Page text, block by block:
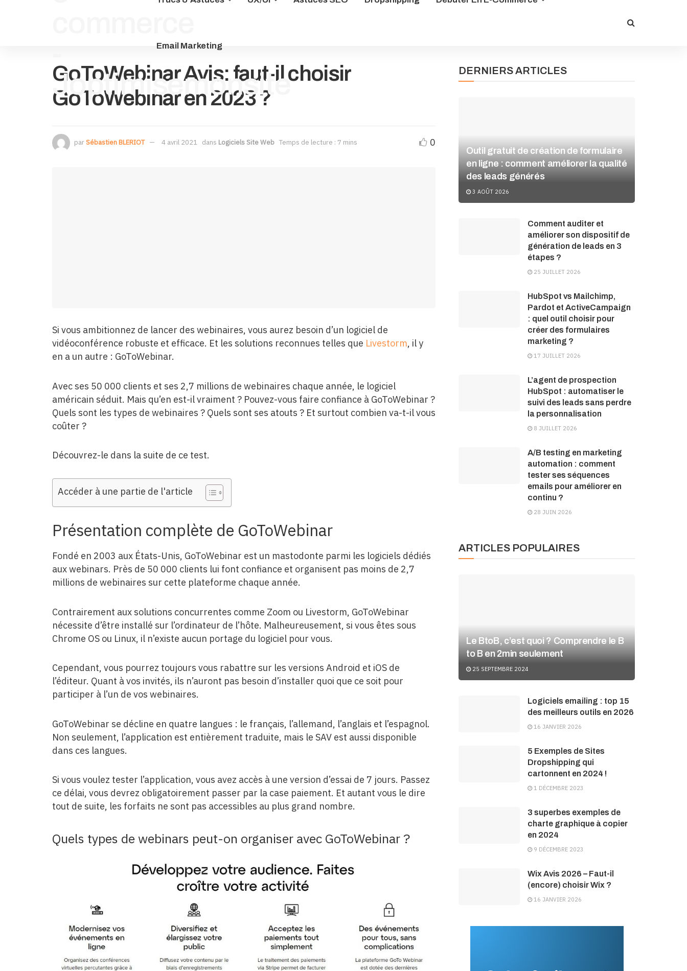
Email Marketing
GoToWebinar Avis: faut-il choisir
GoToWebinar en 2023 ?
parSébastien BLERIOT 4 avril 2021 dans Logiciels Site Web Temps de lecture : 7 mins 0
Si vous ambitionnez de lancer des webinaires, vous aurez besoin d’un logiciel de
vidéoconférence robuste et efficace. Et les solutions reconnues telles que Livestorm, il y
en a un autre : GoToWebinar.
Avec ses 50 000 clients et ses 2,7 millions de webinaires chaque année, le logiciel
américain séduit. Mais qu’en est-il vraiment ? Pouvez-vous faire confiance à GoToWebinar ?
Quels sont les types de webinaires ? Quels sont ses atouts ? Et surtout combien va-t-il vous
coûter ?
Découvrez-le dans la suite de ce test.
Accéder à une partie de l'article
​Présentation complète de GoToWebinar
Fondé en 2003 aux États-Unis, GoToWebinar est un mastodonte parmi les logiciels dédiés
aux webinars. Près de 50 000 clients lui font confiance et organisent pas moins de 2,7
millions de webinaires sur cette plateforme chaque année.
Contrairement aux solutions concurrentes comme Zoom ou Livestorm, GoToWebinar
nécessite d’être installé sur l’ordinateur de l’hôte. Malheureusement, si vous êtes sous
Chrome OS ou Linux, il n’existe aucun portage du logiciel pour vous.
Cependant, vous pourrez toujours vous rabattre sur les versions Android et iOS de
l’éditeur. Quant à vos invités, ils n’auront pas besoin d’installer quoi que ce soit pour
participer à l’un de vos webinaires.
GoToWebinar se décline en quatre langues : le français, l’allemand, l’anglais et l’espagnol.
Non seulement, l’application est entièrement traduite, mais le SAV est aussi disponible
dans ces langues.
Si vous voulez tester l’application, vous avez accès à une version d’essai de 7 jours. Passez
ce délai, vous devrez obligatoirement passer par la case paiement. Et autant vous le dire
tout de suite, les forfaits ne sont pas accessibles au plus grand nombre.
​Quels types de webinars peut-on organiser avec GoToWebinar ?
DERNIERS ARTICLES
Outil gratuit de création de formulaire
en ligne : comment améliorer la qualité
des leads générés
3 AOÛT 2026
Comment auditer et
améliorer son dispositif de
génération de leads en 3
étapes ?
25 JUILLET 2026
HubSpot vs Mailchimp,
Pardot et ActiveCampaign
: quel outil choisir pour
créer des formulaires
marketing ?
17 JUILLET 2026
L’agent de prospection
HubSpot : automatiser le
suivi des leads sans perdre
la personnalisation
8 JUILLET 2026
A/B testing en marketing
automation : comment
tester ses séquences
emails pour améliorer en
continu ?
28 JUIN 2026
ARTICLES POPULAIRES
Le BtoB, c’est quoi ? Comprendre le B
to B en 2min seulement
25 SEPTEMBRE 2024
Logiciels emailing : top 15
des meilleurs outils en 2026
16 JANVIER 2026
5 Exemples de Sites
Dropshipping qui
cartonnent en 2024 !
1 DÉCEMBRE 2023
3 superbes exemples de
charte graphique à copier
en 2024
9 DÉCEMBRE 2023
Wix Avis 2026 – Faut-il
(encore) choisir Wix ?
16 JANVIER 2026